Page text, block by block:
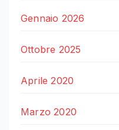
Gennaio 2026
Ottobre 2025
Aprile 2020
Marzo 2020